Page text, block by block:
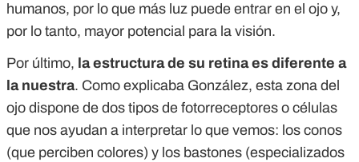
humanos, por lo que más luz puede entrar en el ojo y,
por lo tanto, mayor potencial para la visión.
Por último, la estructura de su retina es diferente a
la nuestra. Como explicaba González, esta zona del
ojo dispone de dos tipos de fotorreceptores o células
que nos ayudan a interpretar lo que vemos: los conos
(que perciben colores) y los bastones (especializados